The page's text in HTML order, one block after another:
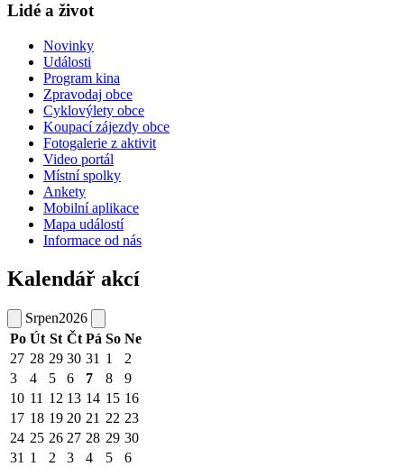
Lidé a život
Novinky
Události
Program kina
Zpravodaj obce
Cyklovýlety obce
Koupací zájezdy obce
Fotogalerie z aktivit
Video portál
Místní spolky
Ankety
Mobilní aplikace
Mapa událostí
Informace od nás
Kalendář akcí
Srpen2026
Po Út St Čt Pá So Ne
27 28 29 30 31 1
2
3
4 5 6 7 8
9
10 11 12 13 14 15 16
17 18 19 20 21 22 23
24 25 26 27 28 29 30
31 1 2 3 4 5 6